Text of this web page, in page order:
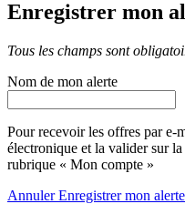
Enregistrer mon
Tous les champs sont
Nom de mon alerte
Pour recevoir les offres par e-
électronique et la valider sur la
rubrique « Mon compte »
AnnulerEnregistrer mon alerte